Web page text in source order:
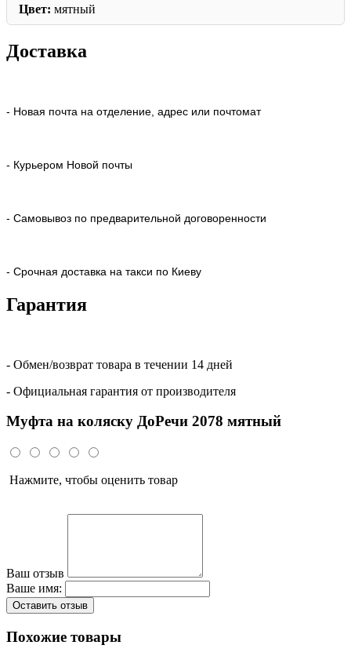
Цвет: мятный
Доставка
- Новая почта на отделение, адрес или почтомат
- Курьером Новой почты
- Самовывоз по предварительной договоренности
- Срочная доставка на такси по Киеву
Гарантия
- Обмен/возврат товара в течении 14 дней
- Официальная гарантия от производителя
Муфта на коляску ДоРечи 2078 мятный
Нажмите, чтобы оценить товар
Ваш отзыв
Ваше имя:
Оставить отзыв
Похожие товары